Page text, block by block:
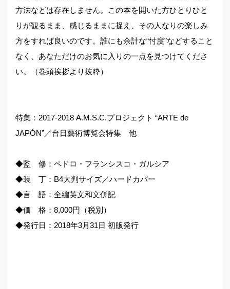
方法などは存在しません。この本を開いた方ひとりひと
りが観るまま、感じるままに捉え、その人なりの楽しみ
方をすれば良いのです。誰にも余計な“忖度”などすること
なく、あなただけのお気に入りの一点を見つけてくださ
い。（巻頭挨拶より抜粋）
特集：2017-2018 A.M.S.C.プロジェクト “ARTE de
JAPÓN”／台日藝術博覧会特集 他
◆監 修：ペドロ・フランシスコ・ガルシア
◆装 丁：B4大判サイズ／ハードカバー
◆言 語：全編英文和文併記
◆価 格：8,000円（税別）
◆発行日：2018年3月31日 初版発行